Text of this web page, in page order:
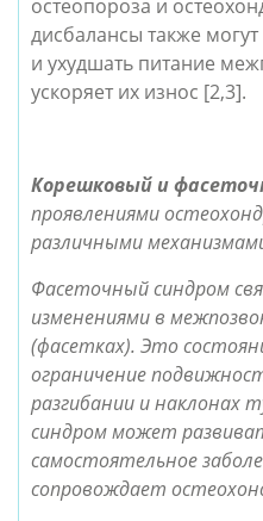
остеопороза и
дисбалансы также
и ухудшать питание
ускоряет их износ [2,3].
Корешковый и
проявлениями
различными
Фасеточный синдром
изменениями в
(фасетках). Это
ограничение
разгибании и наклонах
синдром может
самостоятельное
сопровождает